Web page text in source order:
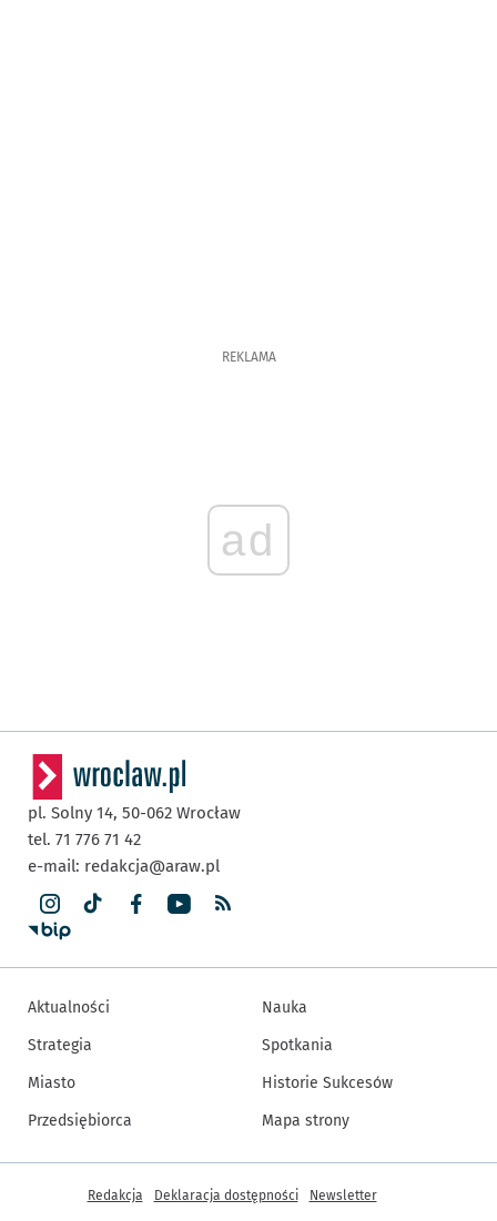
REKLAMA
ad
pl. Solny 14, 50-062 Wrocław
tel. 71 776 71 42
e-mail: redakcja@araw.pl
Aktualności
Strategia
Miasto
Przedsiębiorca
Nauka
Spotkania
Historie Sukcesów
Mapa strony
Inne informacje
Redakcja Deklaracja dostępności Newsletter